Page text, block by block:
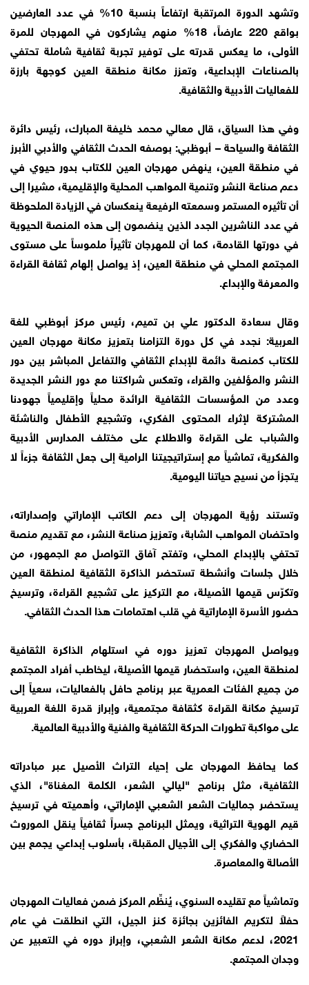
وتشهد الدورة المرتقبة ارتفاعاً بنسبة 10% في عدد العارضين
بواقع 220 عارضاً، 18% منهم يشاركون في المهرجان للمرة
الأولى، ما يعكس قدرته على توفير تجربة ثقافية شاملة تحتفي
بالصناعات الإبداعية، وتعزز مكانة منطقة العين كوجهة بارزة
للفعاليات الأدبية والثقافية.
وفي هذا السياق، قال معالي محمد خليفة المبارك، رئيس دائرة
الثقافة والسياحة – أبوظبي: بوصفه الحدث الثقافي والأدبي الأبرز
في منطقة العين، ينهض مهرجان العين للكتاب بدور حيوي في
دعم صناعة النشر وتنمية المواهب المحلية والإقليمية، مشيرا إلى
أن تأثيره المستمر وسمعته الرفيعة ينعكسان في الزيادة الملحوظة
في عدد الناشرين الجدد الذين ينضمون إلى هذه المنصة الحيوية
في دورتها القادمة، كما أن للمهرجان تأثيراً ملموساً على مستوى
المجتمع المحلي في منطقة العين، إذ يواصل إلهام ثقافة القراءة
والمعرفة والإبداع.
وقال سعادة الدكتور علي بن تميم، رئيس مركز أبوظبي للغة
العربية: نجدد في كل دورة التزامنا بتعزيز مكانة مهرجان العين
للكتاب كمنصة دائمة للإبداع الثقافي والتفاعل المباشر بين دور
النشر والمؤلفين والقراء، وتعكس شراكتنا مع دور النشر الجديدة
وعدد من المؤسسات الثقافية الرائدة محلياً وإقليمياً جهودنا
المشتركة لإثراء المحتوى الفكري، وتشجيع الأطفال والناشئة
والشباب على القراءة والاطلاع على مختلف المدارس الأدبية
والفكرية، تماشياً مع إستراتيجيتنا الرامية إلى جعل الثقافة جزءاً لا
يتجزأ من نسيج حياتنا اليومية.
وتستند رؤية المهرجان إلى دعم الكاتب الإماراتي وإصداراته،
واحتضان المواهب الشابة، وتعزيز صناعة النشر، مع تقديم منصة
تحتفي بالإبداع المحلي، وتفتح آفاق التواصل مع الجمهور، من
خلال جلسات وأنشطة تستحضر الذاكرة الثقافية لمنطقة العين
وتكرّس قيمها الأصيلة، مع التركيز على تشجيع القراءة، وترسيخ
حضور الأسرة الإماراتية في قلب اهتمامات هذا الحدث الثقافي.
ويواصل المهرجان تعزيز دوره في استلهام الذاكرة الثقافية
لمنطقة العين، واستحضار قيمها الأصيلة، ليخاطب أفراد المجتمع
من جميع الفئات العمرية عبر برنامج حافل بالفعاليات، سعياً إلى
ترسيخ مكانة القراءة كثقافة مجتمعية، وإبراز قدرة اللغة العربية
على مواكبة تطورات الحركة الثقافية والفنية والأدبية العالمية.
كما يحافظ المهرجان على إحياء التراث الأصيل عبر مبادراته
الثقافية، مثل برنامج "ليالي الشعر، الكلمة المغناة"، الذي
يستحضر جماليات الشعر الشعبي الإماراتي، وأهميته في ترسيخ
قيم الهوية التراثية، ويمثل البرنامج جسراً ثقافياً ينقل الموروث
الحضاري والفكري إلى الأجيال المقبلة، بأسلوب إبداعي يجمع بين
الأصالة والمعاصرة.
وتماشياً مع تقليده السنوي، يُنظِّم المركز ضمن فعاليات المهرجان
حفلاً لتكريم الفائزين بجائزة كنز الجيل، التي انطلقت في عام
2021، لدعم مكانة الشعر الشعبي، وإبراز دوره في التعبير عن
وجدان المجتمع.